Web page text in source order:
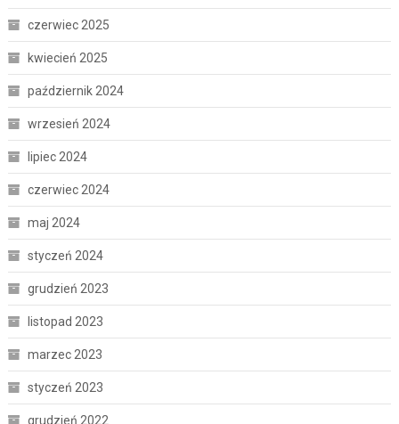
czerwiec 2025
kwiecień 2025
październik 2024
wrzesień 2024
lipiec 2024
czerwiec 2024
maj 2024
styczeń 2024
grudzień 2023
listopad 2023
marzec 2023
styczeń 2023
grudzień 2022